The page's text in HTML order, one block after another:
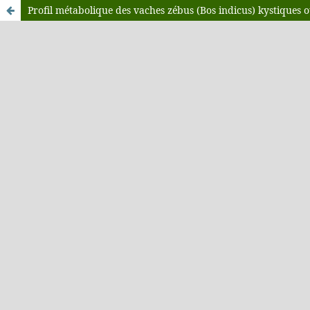
Profil métabolique des vaches zébus (Bos indicus) kystiques